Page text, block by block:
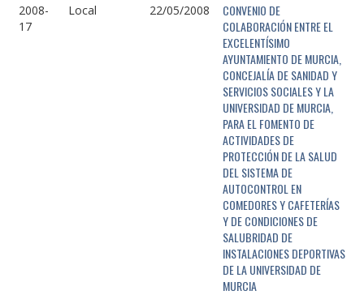
2008-
17
Local 22/05/2008
CONVENIO DE
COLABORACIÓN ENTRE EL
EXCELENTÍSIMO
AYUNTAMIENTO DE MURCIA,
CONCEJALÍA DE SANIDAD Y
SERVICIOS SOCIALES Y LA
UNIVERSIDAD DE MURCIA,
PARA EL FOMENTO DE
ACTIVIDADES DE
PROTECCIÓN DE LA SALUD
DEL SISTEMA DE
AUTOCONTROL EN
COMEDORES Y CAFETERÍAS
Y DE CONDICIONES DE
SALUBRIDAD DE
INSTALACIONES DEPORTIVAS
DE LA UNIVERSIDAD DE
MURCIA